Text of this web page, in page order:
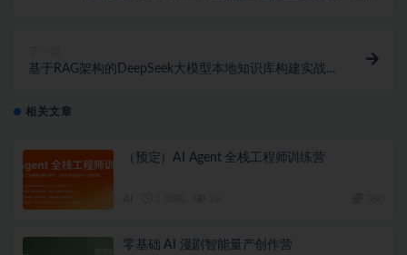
基于RAG架构的DeepSeek大模型本地知识库构建实战
相关文章
（预定）AI Agent 全栈工程师训练营
零基础 AI 漫剧智能量产创作营